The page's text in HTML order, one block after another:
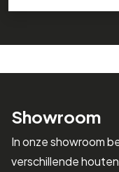
Showroom
In onze showroom
verschillende